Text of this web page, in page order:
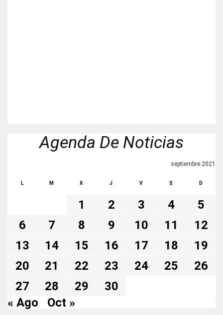
Agenda De Noticias
septiembre 2021
L M X J V S D
1 2 3 4
5
6
7 8 9 10 11
12
13
14 15 16 17 18
19
20
21 22 23 24 25
26
27
28 29
30
« Ago
Oct »